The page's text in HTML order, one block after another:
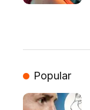
Popular